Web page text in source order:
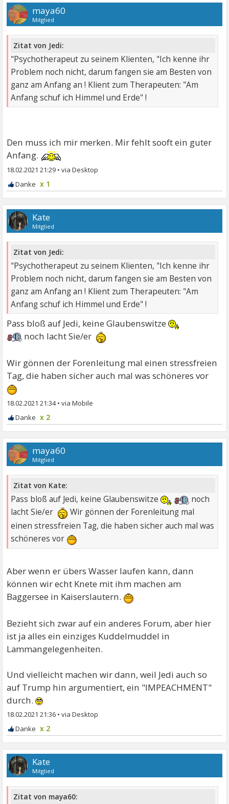
maya60
Mitglied
Zitat von Jedi:
"Psychotherapeut zu seinem Klienten, "Ich kenne ihr
Problem noch nicht, darum fangen sie am Besten von
ganz am Anfang an ! Klient zum Therapeuten: "Am
Anfang schuf ich Himmel und Erde" !
Den muss ich mir merken. Mir fehlt sooft ein guter
Anfang.
18.02.2021 21:29 •
x 1
Kate
Mitglied
Zitat von Jedi:
"Psychotherapeut zu seinem Klienten, "Ich kenne ihr
Problem noch nicht, darum fangen sie am Besten von
ganz am Anfang an ! Klient zum Therapeuten: "Am
Anfang schuf ich Himmel und Erde" !
Pass bloß auf Jedi, keine Glaubenswitze
noch lacht Sie/er
Wir gönnen der Forenleitung mal einen stressfreien
Tag, die haben sicher auch mal was schöneres vor
18.02.2021 21:34•
x 2
maya60
Mitglied
Zitat von Kate:
Pass bloß auf Jedi, keine Glaubenswitze
noch
lacht Sie/er
Wir gönnen der Forenleitung mal
einen stressfreien Tag, die haben sicher auch mal was
schöneres vor
Aber wenn er übers Wasser laufen kann, dann
können wir echt Knete mit ihm machen am
Baggersee in Kaiserslautern.
Bezieht sich zwar auf ein anderes Forum, aber hier
ist ja alles ein einziges Kuddelmuddel in
Lammangelegenheiten.
Und vielleicht machen wir dann, weil Jedi auch so
auf Trump hin argumentiert, ein "IMPEACHMENT"
durch.
18.02.2021 21:36 •
x 2
Kate
Mitglied
Zitat von maya60: